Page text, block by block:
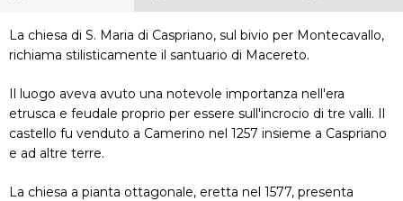
La chiesa di S. Maria di Caspriano, sul bivio per Montecavallo,
richiama stilisticamente il santuario di Macereto.
Il luogo aveva avuto una notevole importanza nell'era
etrusca e feudale proprio per essere sull'incrocio di tre valli. Il
castello fu venduto a Camerino nel 1257 insieme a Caspriano
e ad altre terre.
La chiesa a pianta ottagonale, eretta nel 1577, presenta